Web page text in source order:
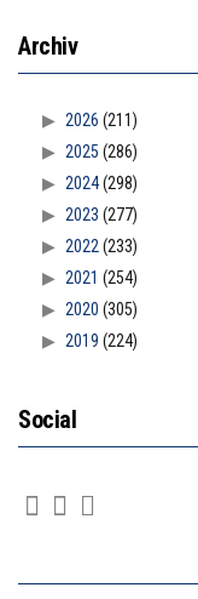
Archiv
2026 (211)
2025 (286)
2024(298)
2023 (277)
2022 (233)
2021 (254)
2020 (305)
2019 (224)
Social